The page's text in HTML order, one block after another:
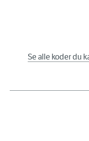
Se alle koder du